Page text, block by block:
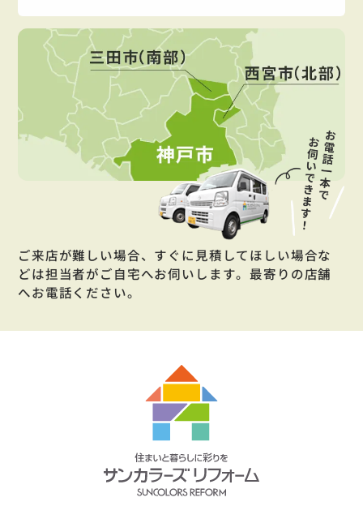
ご来店が難しい場合、すぐに見積してほしい場合な
どは担当者がご自宅へお伺いします。最寄りの店舗
へお電話ください。